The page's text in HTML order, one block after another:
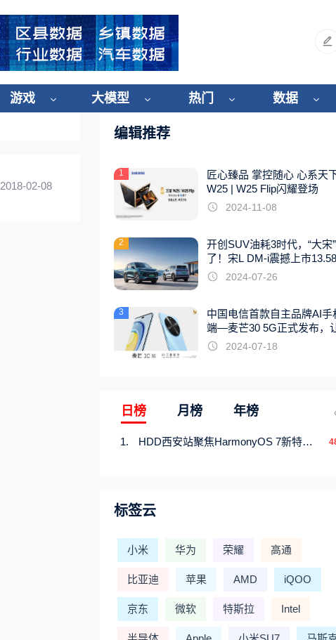
游戏 大模型 热门 数据
2018-02-08
编辑推荐
1
匠心臻品 掌控随心 心系天
W25 | W25 Flip闪耀登场
2024-11-08
2
开创SUV油耗3时代，“大宋
了！宋L DM-i震撼上市
起
2024-07-26
3
中国电信首款自主品牌AI手
端—麦芒30 5G正式发布，
触手可及2024-07-18
日榜 月榜 年榜
HDD西安站聚焦HarmonyOS 7新特性，解锁从互联到智能的应用开发新范式
标签云
小米 华为 荣耀 高通
比亚迪 苹果 AMD iQOO
京东 微软 特斯拉 Intel